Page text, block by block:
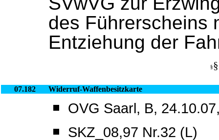
des Führerscheins
Entziehung der
§§
07.182 Widerruf-Waffenbesitzkarte
OVG Saarl, B,
SKZ_08,97 Nr.32 (L)